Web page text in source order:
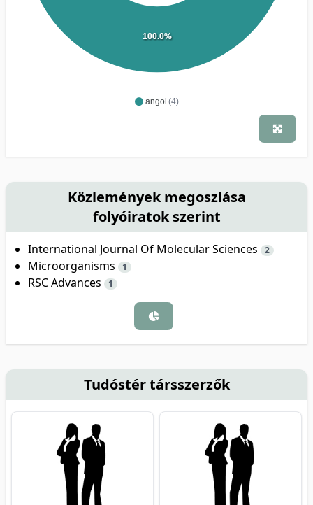
angol (4)
100.0%
Közlemények megoszlása
folyóiratok szerint
International Journal Of Molecular Sciences 2
Microorganisms 1
RSC Advances 1
Tudóstér társszerzők